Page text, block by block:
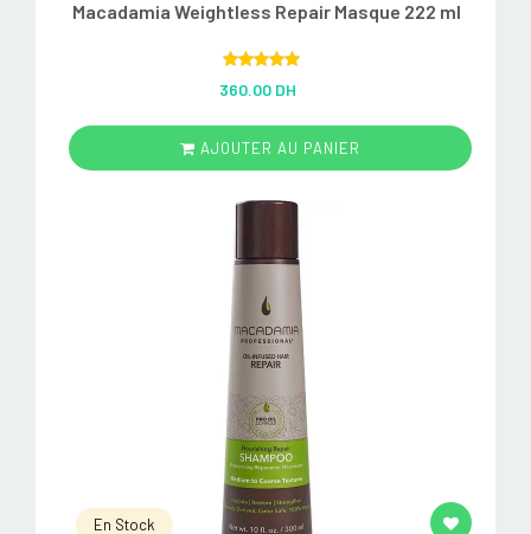
Macadamia Weightless Repair Masque 222 ml
out of 5
360.00 DH
AJOUTER AU PANIER
En Stock